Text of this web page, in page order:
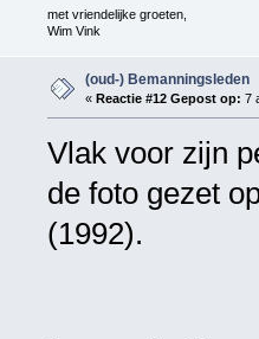
met vriendelijke groeten,
Wim Vink
(oud-) Bemanningsleden
« Reactie #12 Gepost op: 7
Vlak voor zijn
de foto gezet
(1992).